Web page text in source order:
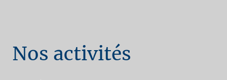
Nos activités